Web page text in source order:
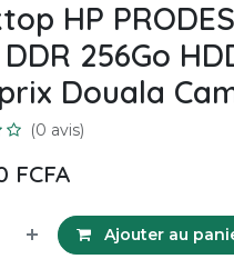
HP
256Go
Douala
(0 avis)
FCFA
Ajouter au